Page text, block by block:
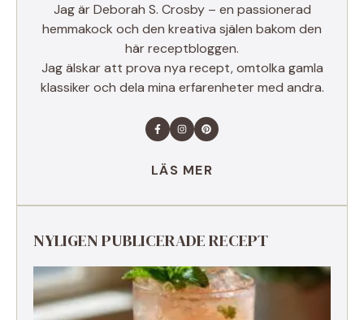
Jag är Deborah S. Crosby – en passionerad
hemmakock och den kreativa själen bakom den
här receptbloggen.
Jag älskar att prova nya recept, omtolka gamla
klassiker och dela mina erfarenheter med andra.
LÄS MER
NYLIGEN PUBLICERADE RECEPT